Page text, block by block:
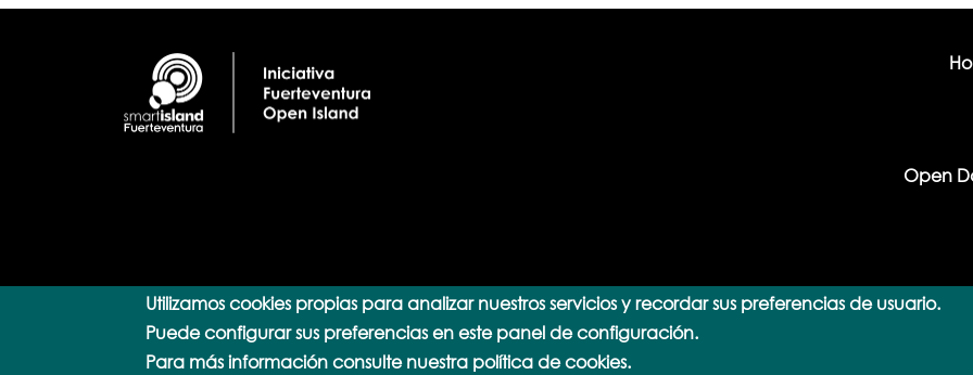
Open
Utilizamos cookies propias para analizar nuestros servicios y recordar sus preferencias de usuario.
Puede configurar sus preferencias en este panel de configuración.
Para más información consulte nuestra política de cookies.